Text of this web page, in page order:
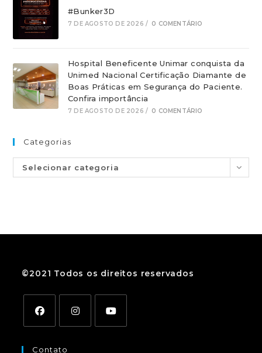
#Bunker3D
7 DE AGOSTO DE 2026 / 0 COMENTÁRIO
Hospital Beneficente Unimar conquista da
Unimed Nacional Certificação Diamante de
Boas Práticas em Segurança do Paciente.
Confira importância
7 DE AGOSTO DE 2026 / 0 COMENTÁRIO
Categorias
Selecionar categoria
©2021 Todos os direitos reservados
Contato